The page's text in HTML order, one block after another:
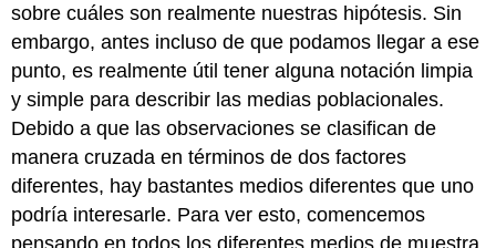
sobre cuáles son realmente nuestras hipótesis. Sin
embargo, antes incluso de que podamos llegar a ese
punto, es realmente útil tener alguna notación limpia
y simple para describir las medias poblacionales.
Debido a que las observaciones se clasifican de
manera cruzada en términos de dos factores
diferentes, hay bastantes medios diferentes que uno
podría interesarle. Para ver esto, comencemos
pensando en todos los diferentes medios de muestra